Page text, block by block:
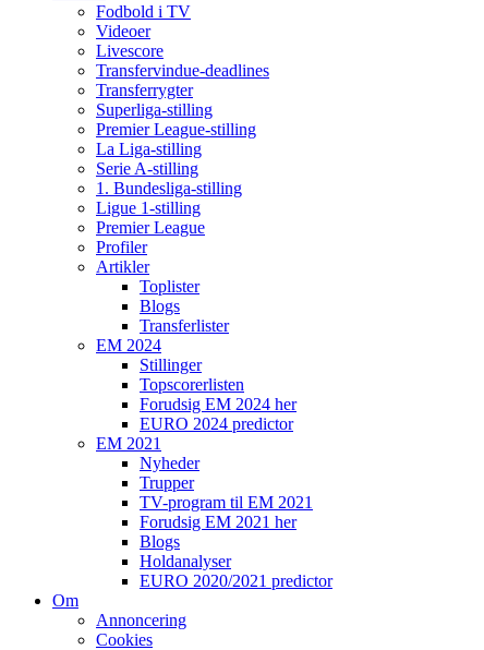
Fodbold i TV
Videoer
Livescore
Transfervindue-deadlines
Transferrygter
Superliga-stilling
Premier League-stilling
La Liga-stilling
Serie A-stilling
1. Bundesliga-stilling
Ligue 1-stilling
Premier League
Profiler
Artikler
Toplister
Blogs
Transferlister
EM 2024
Stillinger
Topscorerlisten
Forudsig EM 2024 her
EURO 2024 predictor
EM 2021
Nyheder
Trupper
TV-program til EM 2021
Forudsig EM 2021 her
Blogs
Holdanalyser
EURO 2020/2021 predictor
Om
Annoncering
Cookies